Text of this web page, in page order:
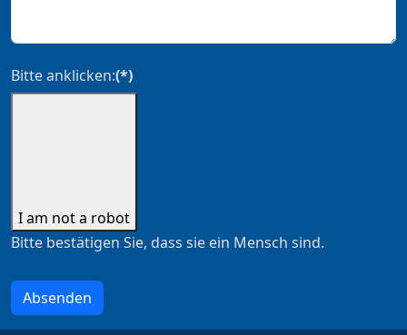
Bitte anklicken:(*)
I am not a robot
Bitte bestätigen Sie, dass sie ein Mensch sind.
Absenden